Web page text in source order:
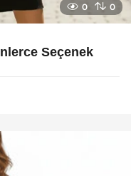
0 0
Seçenek